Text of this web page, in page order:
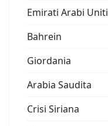
Emirati Arabi Uniti
Bahrein
Giordania
Arabia Saudita
Crisi Siriana